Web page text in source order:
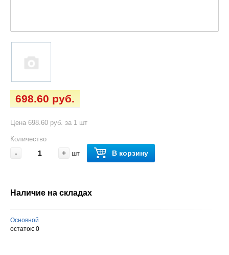
698.60 руб.
Цена 698.60 руб. за 1 шт
Количество
- + шт В корзину
Наличие на складах
Основной
остаток: 0